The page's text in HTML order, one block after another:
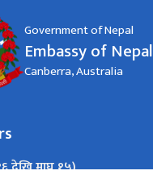
Government of Nepal
Embassy of Nepal
Canberra, Australia
देखि माघ १५)